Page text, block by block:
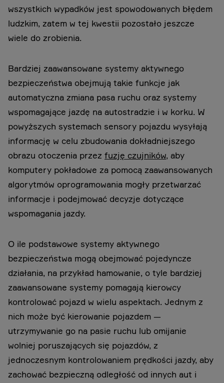
wszystkich wypadków jest spowodowanych błędem
ludzkim, zatem w tej kwestii pozostało jeszcze
wiele do zrobienia.
Bardziej zaawansowane systemy aktywnego
bezpieczeństwa obejmują takie funkcje jak
automatyczna zmiana pasa ruchu oraz systemy
wspomagające jazdę na autostradzie i w korku. W
powyższych systemach sensory pojazdu wysyłają
informację w celu zbudowania dokładniejszego
obrazu otoczenia przez fuzję czujników, aby
komputery pokładowe za pomocą zaawansowanych
algorytmów oprogramowania mogły przetwarzać
informacje i podejmować decyzje dotyczące
wspomagania jazdy.
O ile podstawowe systemy aktywnego
bezpieczeństwa mogą obejmować pojedyncze
działania, na przykład hamowanie, o tyle bardziej
zaawansowane systemy pomagają kierowcy
kontrolować pojazd w wielu aspektach. Jednym z
nich może być kierowanie pojazdem —
utrzymywanie go na pasie ruchu lub omijanie
wolniej poruszających się pojazdów, z
jednoczesnym kontrolowaniem prędkości jazdy, aby
zachować bezpieczną odległość od innych aut i